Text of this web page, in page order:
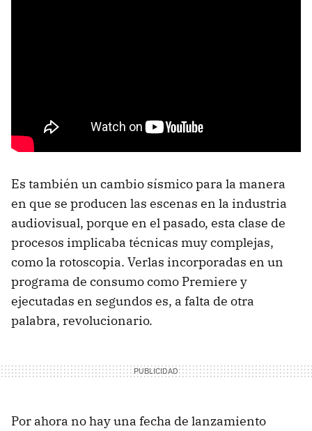
Es también un cambio sísmico para la manera
en que se producen las escenas en la industria
audiovisual, porque en el pasado, esta clase de
procesos implicaba técnicas muy complejas,
como la rotoscopia. Verlas incorporadas en un
programa de consumo como Premiere y
ejecutadas en segundos es, a falta de otra
palabra, revolucionario.
Por ahora no hay una fecha de lanzamiento